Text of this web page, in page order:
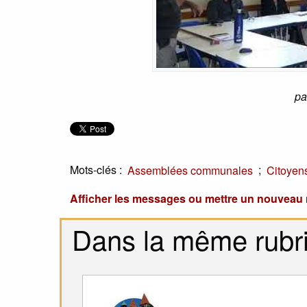
Mots-clés : Assemblées communales ;
Afficher les messages ou mettre un nouveau
Dans la même